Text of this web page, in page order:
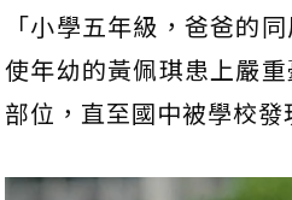
「小學五年級，爸爸的
使年幼的黃佩琪患上嚴
部位，直至國中被學校發